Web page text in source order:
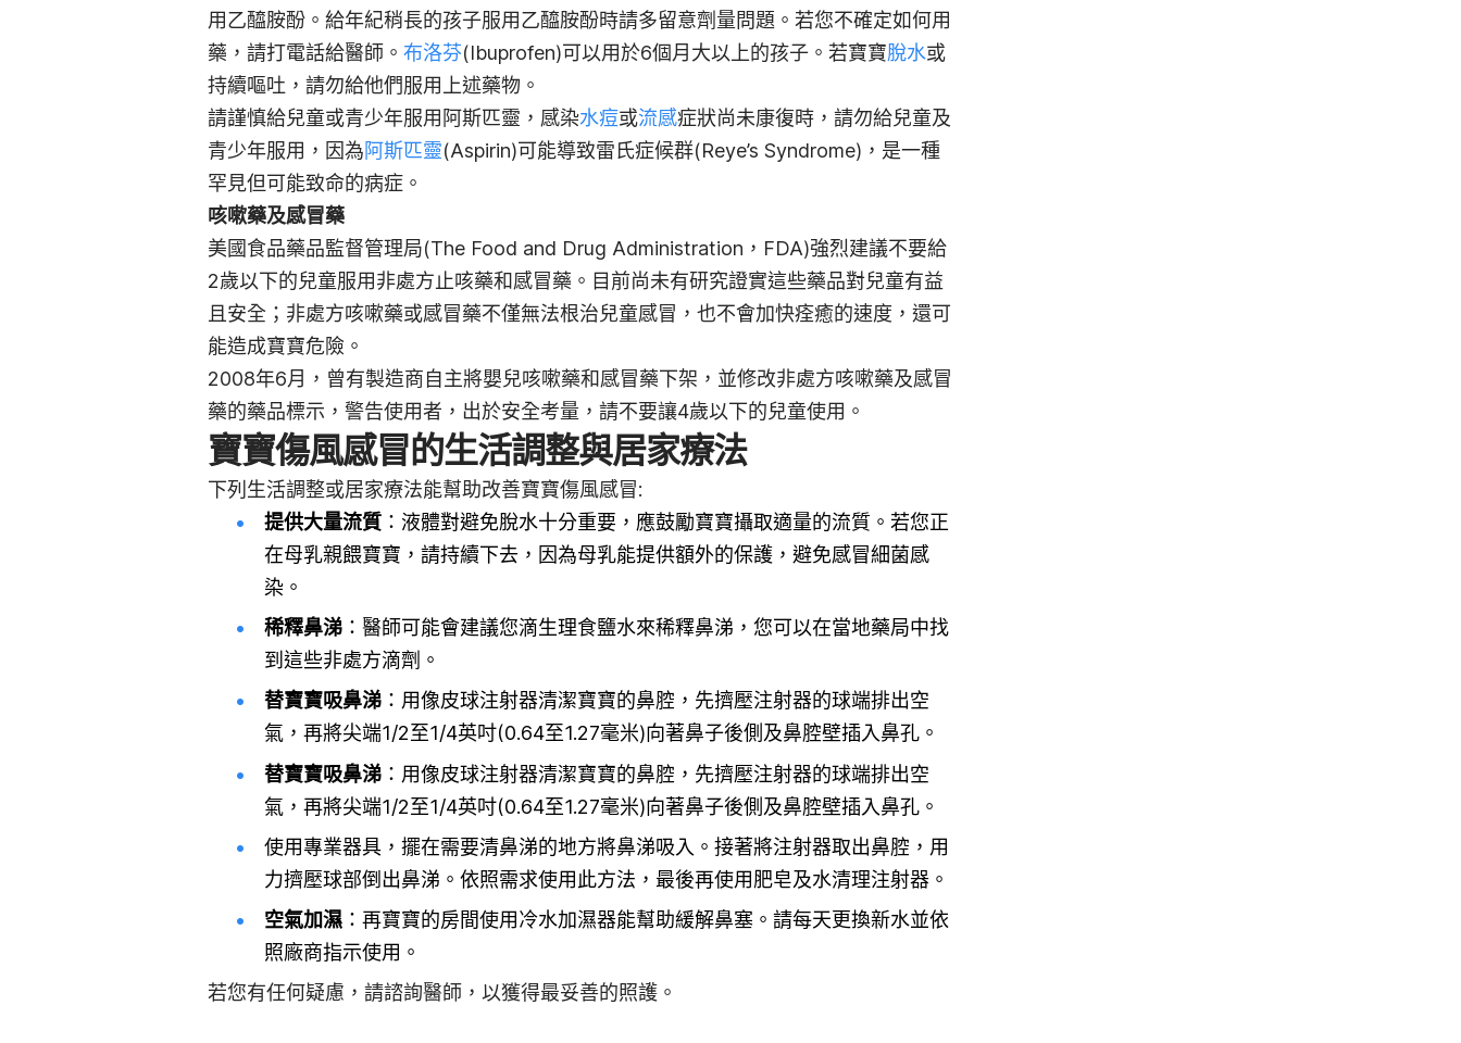
用乙醯胺酚。給年紀稍長的孩子服用乙醯胺酚時請多留意劑量問題。若您不確定如何用
藥，請打電話給醫師。 布洛芬(Ibuprofen)可以用於6個月大以上的孩子。若寶寶脫水或
持續嘔吐，請勿給他們服用上述藥物。
請謹慎給兒童或青少年服用阿斯匹靈，感染水痘或流感症狀尚未康復時，請勿給兒童及
青少年服用，因為阿斯匹靈(Aspirin)可能導致雷氏症候群(Reye’s Syndrome)，是一種
罕見但可能致命的病症。
咳嗽藥及感冒藥
美國食品藥品監督管理局(The Food and Drug Administration，FDA)強烈建議不要給
2歲以下的兒童服用非處方止咳藥和感冒藥。目前尚未有研究證實這些藥品對兒童有益
且安全；非處方咳嗽藥或感冒藥不僅無法根治兒童感冒，也不會加快痊癒的速度，還可
能造成寶寶危險。
2008年6月，曾有製造商自主將嬰兒咳嗽藥和感冒藥下架，並修改非處方咳嗽藥及感冒
藥的藥品標示，警告使用者，出於安全考量，請不要讓4歲以下的兒童使用。
寶寶傷風感冒的生活調整與居家療法
下列生活調整或居家療法能幫助改善寶寶傷風感冒:
提供大量流質 ：液體對避免脫水十分重要，應鼓勵寶寶攝取適量的流質。若您正
在母乳親餵寶寶，請持續下去，因為母乳能提供額外的保護，避免感冒細菌感
染。
稀釋鼻涕 ：醫師可能會建議您滴生理食鹽水來稀釋鼻涕，您可以在當地藥局中找
到這些非處方滴劑。
替寶寶吸鼻涕 ：用像皮球注射器清潔寶寶的鼻腔，先擠壓注射器的球端排出空
氣，再將尖端1/2至1/4英吋(0.64至1.27毫米)向著鼻子後側及鼻腔壁插入鼻孔。
替寶寶吸鼻涕 ：用像皮球注射器清潔寶寶的鼻腔，先擠壓注射器的球端排出空
氣，再將尖端1/2至1/4英吋(0.64至1.27毫米)向著鼻子後側及鼻腔壁插入鼻孔。
使用專業器具，擺在需要清鼻涕的地方將鼻涕吸入。接著將注射器取出鼻腔，用
力擠壓球部倒出鼻涕。依照需求使用此方法，最後再使用肥皂及水清理注射器。
空氣加濕 ：再寶寶的房間使用冷水加濕器能幫助緩解鼻塞。請每天更換新水並依
照廠商指示使用。
若您有任何疑慮，請諮詢醫師，以獲得最妥善的照護。